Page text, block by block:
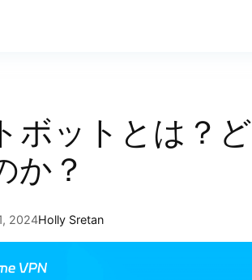
ボットとは？
か？
2024Holly Sretan